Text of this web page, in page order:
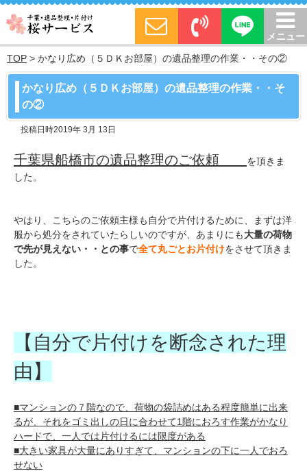
メニュー
TOP > かなり広め（５ＤＫお部屋）の遺品整理の作業・・その②
かなり広め（５ＤＫお部屋）の遺品整理の作業・・そ
の②
投稿日時2019年 3月 13日
千葉県船橋市の遺品整理のご依頼
を頂きま
した。
やはり、こちらのご依頼主様も自分で片付けるために、まずは洋
服から処分をされていたらしいのですが、あまりにも大量の荷物
で先が見えない・・との事で全て丸ごとお片付けをさせて頂きま
した。
【自分で片付けを断念された理
由】
■マンションの７階なので、荷物の袋詰めはある程度簡単に出来
るが、それをゴミ出しの日に合わせて1階におろす作業がかなり
ハードで、一人では片付けるには限度がある
■大きい家具が大量にありすぎて、マンションの下に一人でおろ
せない